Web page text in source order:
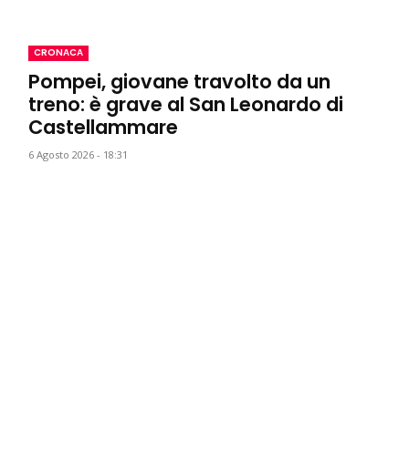
CRONACA
Pompei, giovane travolto da un
treno: è grave al San Leonardo di
Castellammare
6 Agosto 2026 - 18:31